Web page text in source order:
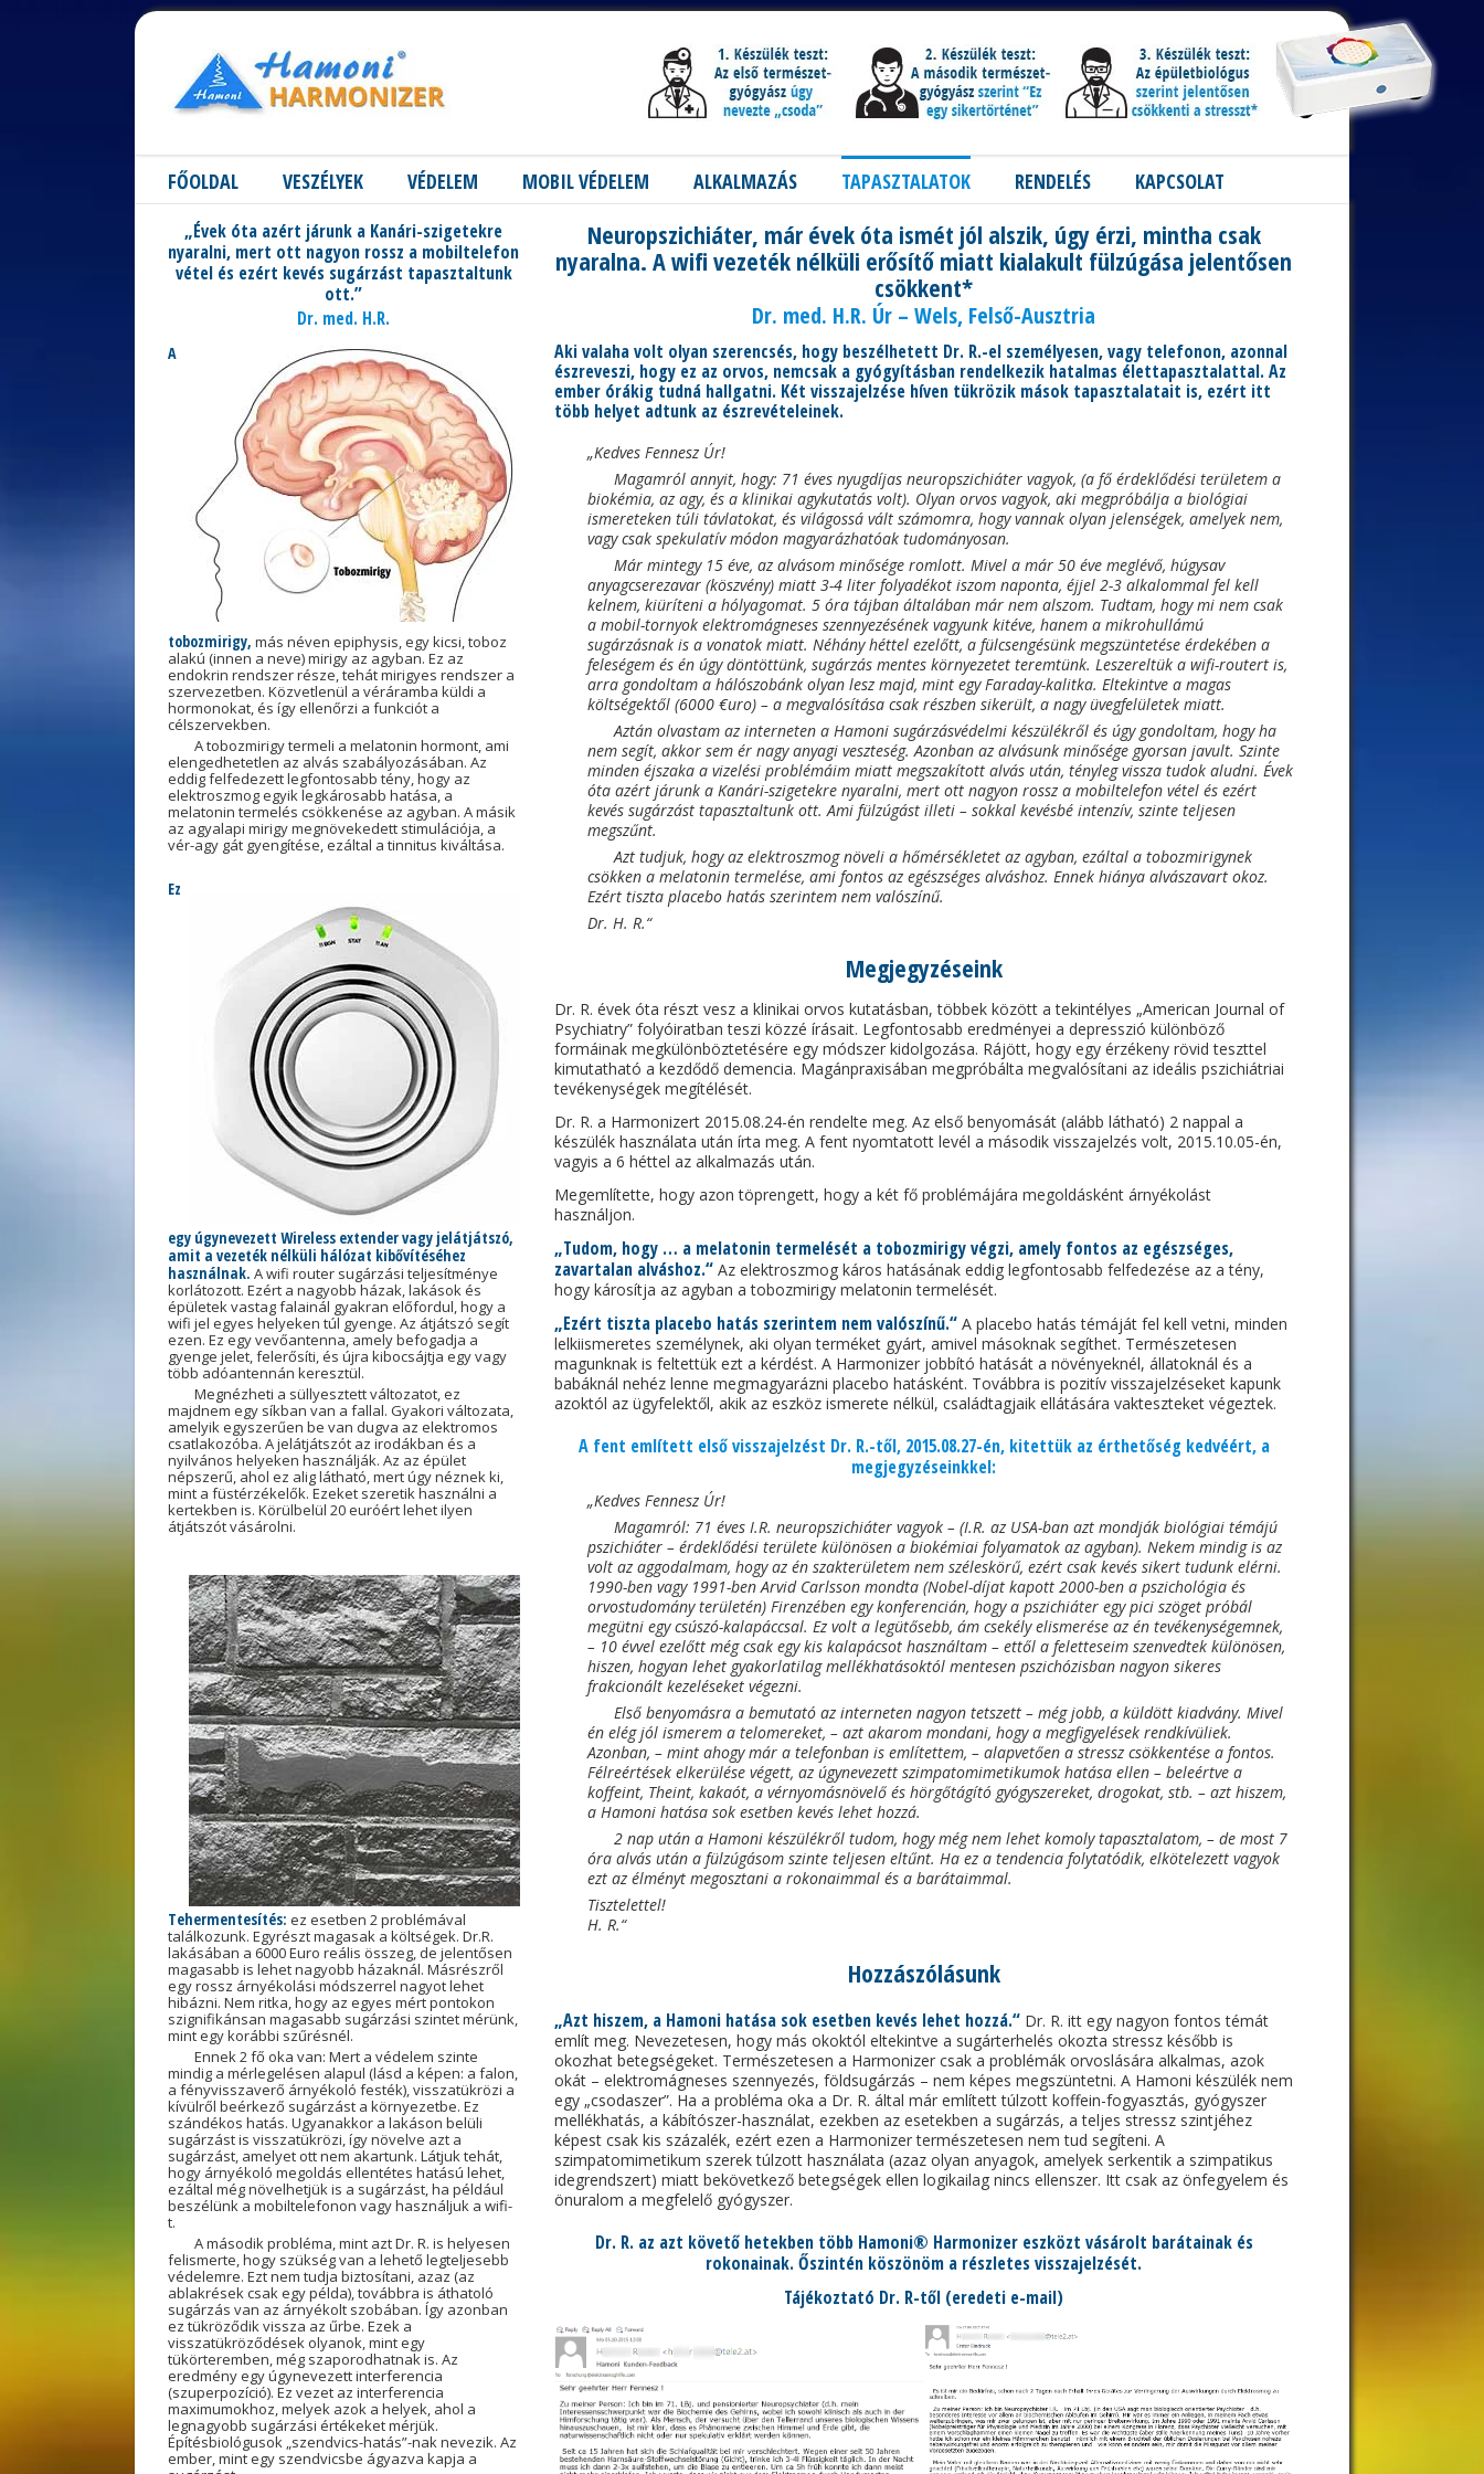
FŐOLDAL VESZÉLYEK VÉDELEM MOBIL VÉDELEM ALKALMAZÁS TAPASZTALATOK RENDELÉS KAPCSOLAT
Neuropszichiáter, már évek óta ismét jól alszik, úgy érzi, mintha csak
nyaralna. A wifi vezeték nélküli erősítő miatt kialakult fülzúgása jelentősen
csökkent*
Dr. med. H.R. Úr – Wels, Felső-Ausztria
Aki valaha volt olyan szerencsés, hogy beszélhetett Dr. R.-el személyesen, vagy telefonon, azonnal
észreveszi, hogy ez az orvos, nemcsak a gyógyításban rendelkezik hatalmas élettapasztalattal. Az
ember órákig tudná hallgatni. Két visszajelzése híven tükrözik mások tapasztalatait is, ezért itt
több helyet adtunk az észrevételeinek.
„Kedves Fennesz Úr!
Magamról annyit, hogy: 71 éves nyugdíjas neuropszichiáter vagyok, (a fő érdeklődési területem a
biokémia, az agy, és a klinikai agykutatás volt). Olyan orvos vagyok, aki megpróbálja a biológiai
ismereteken túli távlatokat, és világossá vált számomra, hogy vannak olyan jelenségek, amelyek nem,
vagy csak spekulatív módon magyarázhatóak tudományosan.
Már mintegy 15 éve, az alvásom minősége romlott. Mivel a már 50 éve meglévő, húgysav
anyagcserezavar (köszvény) miatt 3-4 liter folyadékot iszom naponta, éjjel 2-3 alkalommal fel kell
kelnem, kiüríteni a hólyagomat. 5 óra tájban általában már nem alszom. Tudtam, hogy mi nem csak
a mobil-tornyok elektromágneses szennyezésének vagyunk kitéve, hanem a mikrohullámú
sugárzásnak is a vonatok miatt. Néhány héttel ezelőtt, a fülcsengésünk megszüntetése érdekében a
feleségem és én úgy döntöttünk, sugárzás mentes környezetet teremtünk. Leszereltük a wifi-routert is,
arra gondoltam a hálószobánk olyan lesz majd, mint egy Faraday-kalitka. Eltekintve a magas
költségektől (6000 €uro) – a megvalósítása csak részben sikerült, a nagy üvegfelületek miatt.
Aztán olvastam az interneten a Hamoni sugárzásvédelmi készülékről és úgy gondoltam, hogy ha
nem segít, akkor sem ér nagy anyagi veszteség. Azonban az alvásunk minősége gyorsan javult. Szinte
minden éjszaka a vizelési problémáim miatt megszakított alvás után, tényleg vissza tudok aludni. Évek
óta azért járunk a Kanári-szigetekre nyaralni, mert ott nagyon rossz a mobiltelefon vétel és ezért
kevés sugárzást tapasztaltunk ott. Ami fülzúgást illeti – sokkal kevésbé intenzív, szinte teljesen
megszűnt.
Azt tudjuk, hogy az elektroszmog növeli a hőmérsékletet az agyban, ezáltal a tobozmirigynek
csökken a melatonin termelése, ami fontos az egészséges alváshoz. Ennek hiánya alvászavart okoz.
Ezért tiszta placebo hatás szerintem nem valószínű.
Dr. H. R.“
Megjegyzéseink
Dr. R. évek óta részt vesz a klinikai orvos kutatásban, többek között a tekintélyes „American Journal of
Psychiatry” folyóiratban teszi közzé írásait. Legfontosabb eredményei a depresszió különböző
formáinak megkülönböztetésére egy módszer kidolgozása. Rájött, hogy egy érzékeny rövid teszttel
kimutatható a kezdődő demencia. Magánpraxisában megpróbálta megvalósítani az ideális pszichiátriai
tevékenységek megítélését.
Dr. R. a Harmonizert 2015.08.24-én rendelte meg. Az első benyomását (alább látható) 2 nappal a
készülék használata után írta meg. A fent nyomtatott levél a második visszajelzés volt, 2015.10.05-én,
vagyis a 6 héttel az alkalmazás után.
Megemlítette, hogy azon töprengett, hogy a két fő problémájára megoldásként árnyékolást
használjon.
„Tudom, hogy … a melatonin termelését a tobozmirigy végzi, amely fontos az egészséges,
zavartalan alváshoz.“ Az elektroszmog káros hatásának eddig legfontosabb felfedezése az a tény,
hogy károsítja az agyban a tobozmirigy melatonin termelését.
„Ezért tiszta placebo hatás szerintem nem valószínű.“ A placebo hatás témáját fel kell vetni, minden
lelkiismeretes személynek, aki olyan terméket gyárt, amivel másoknak segíthet. Természetesen
magunknak is feltettük ezt a kérdést. A Harmonizer jobbító hatását a növényeknél, állatoknál és a
babáknál nehéz lenne megmagyarázni placebo hatásként. Továbbra is pozitív visszajelzéseket kapunk
azoktól az ügyfelektől, akik az eszköz ismerete nélkül, családtagjaik ellátására vakteszteket végeztek.
A fent említett első visszajelzést Dr. R.-től, 2015.08.27-én, kitettük az érthetőség kedvéért, a
megjegyzéseinkkel:
„Kedves Fennesz Úr!
Magamról: 71 éves I.R. neuropszichiáter vagyok – (I.R. az USA-ban azt mondják biológiai témájú
pszichiáter – érdeklődési területe különösen a biokémiai folyamatok az agyban). Nekem mindig is az
volt az aggodalmam, hogy az én szakterületem nem széleskörű, ezért csak kevés sikert tudunk elérni.
1990-ben vagy 1991-ben Arvid Carlsson mondta (Nobel-díjat kapott 2000-ben a pszichológia és
orvostudomány területén) Firenzében egy konferencián, hogy a pszichiáter egy pici szöget próbál
megütni egy csúszó-kalapáccsal. Ez volt a legütősebb, ám csekély elismerése az én tevékenységemnek,
– 10 évvel ezelőtt még csak egy kis kalapácsot használtam – ettől a feletteseim szenvedtek különösen,
hiszen, hogyan lehet gyakorlatilag mellékhatásoktól mentesen pszichózisban nagyon sikeres
frakcionált kezeléseket végezni.
Első benyomásra a bemutató az interneten nagyon tetszett – még jobb, a küldött kiadvány. Mivel
én elég jól ismerem a telomereket, – azt akarom mondani, hogy a megfigyelések rendkívüliek.
Azonban, – mint ahogy már a telefonban is említettem, – alapvetően a stressz csökkentése a fontos.
Félreértések elkerülése végett, az úgynevezett szimpatomimetikumok hatása ellen – beleértve a
koffeint, Theint, kakaót, a vérnyomásnövelő és hörgőtágító gyógyszereket, drogokat, stb. – azt hiszem,
a Hamoni hatása sok esetben kevés lehet hozzá.
2 nap után a Hamoni készülékről tudom, hogy még nem lehet komoly tapasztalatom, – de most 7
óra alvás után a fülzúgásom szinte teljesen eltűnt. Ha ez a tendencia folytatódik, elkötelezett vagyok
ezt az élményt megosztani a rokonaimmal és a barátaimmal.
Tisztelettel!
H. R.“
Hozzászólásunk
„Azt hiszem, a Hamoni hatása sok esetben kevés lehet hozzá.“ Dr. R. itt egy nagyon fontos témát
említ meg. Nevezetesen, hogy más okoktól eltekintve a sugárterhelés okozta stressz később is
okozhat betegségeket. Természetesen a Harmonizer csak a problémák orvoslására alkalmas, azok
okát – elektromágneses szennyezés, földsugárzás – nem képes megszüntetni. A Hamoni készülék nem
egy „csodaszer”. Ha a probléma oka a Dr. R. által már említett túlzott koffein-fogyasztás, gyógyszer
mellékhatás, a kábítószer-használat, ezekben az esetekben a sugárzás, a teljes stressz szintjéhez
képest csak kis százalék, ezért ezen a Harmonizer természetesen nem tud segíteni. A
szimpatomimetikum szerek túlzott használata (azaz olyan anyagok, amelyek serkentik a szimpatikus
idegrendszert) miatt bekövetkező betegségek ellen logikailag nincs ellenszer. Itt csak az önfegyelem és
önuralom a megfelelő gyógyszer.
Dr. R. az azt követő hetekben több Hamoni® Harmonizer eszközt vásárolt barátainak és
rokonainak. Őszintén köszönöm a részletes visszajelzését.
Tájékoztató Dr. R-től (eredeti e-mail)
„Évek óta azért járunk a Kanári-szigetekre
nyaralni, mert ott nagyon rossz a mobiltelefon
vétel és ezért kevés sugárzást tapasztaltunk
ott.”
Dr. med. H.R.
A
tobozmirigy, más néven epiphysis, egy kicsi, toboz
alakú (innen a neve) mirigy az agyban. Ez az
endokrin rendszer része, tehát mirigyes rendszer a
szervezetben. Közvetlenül a véráramba küldi a
hormonokat, és így ellenőrzi a funkciót a
célszervekben.
A tobozmirigy termeli a melatonin hormont, ami
elengedhetetlen az alvás szabályozásában. Az
eddig felfedezett legfontosabb tény, hogy az
elektroszmog egyik legkárosabb hatása, a
melatonin termelés csökkenése az agyban. A másik
az agyalapi mirigy megnövekedett stimulációja, a
vér-agy gát gyengítése, ezáltal a tinnitus kiváltása.
Ez
egy úgynevezett Wireless extender vagy jelátjátszó,
amit a vezeték nélküli hálózat kibővítéséhez
használnak. A wifi router sugárzási teljesítménye
korlátozott. Ezért a nagyobb házak, lakások és
épületek vastag falainál gyakran előfordul, hogy a
wifi jel egyes helyeken túl gyenge. Az átjátszó segít
ezen. Ez egy vevőantenna, amely befogadja a
gyenge jelet, felerősíti, és újra kibocsájtja egy vagy
több adóantennán keresztül.
Megnézheti a süllyesztett változatot, ez
majdnem egy síkban van a fallal. Gyakori változata,
amelyik egyszerűen be van dugva az elektromos
csatlakozóba. A jelátjátszót az irodákban és a
nyilvános helyeken használják. Az az épület
népszerű, ahol ez alig látható, mert úgy néznek ki,
mint a füstérzékelők. Ezeket szeretik használni a
kertekben is. Körülbelül 20 euróért lehet ilyen
átjátszót vásárolni.
Tehermentesítés: ez esetben 2 problémával
találkozunk. Egyrészt magasak a költségek. Dr.R.
lakásában a 6000 Euro reális összeg, de jelentősen
magasabb is lehet nagyobb házaknál. Másrészről
egy rossz árnyékolási módszerrel nagyot lehet
hibázni. Nem ritka, hogy az egyes mért pontokon
szignifikánsan magasabb sugárzási szintet mérünk,
mint egy korábbi szűrésnél.
Ennek 2 fő oka van: Mert a védelem szinte
mindig a mérlegelésen alapul (lásd a képen: a falon,
a fényvisszaverő árnyékoló festék), visszatükrözi a
kívülről beérkező sugárzást a környezetbe. Ez
szándékos hatás. Ugyanakkor a lakáson belüli
sugárzást is visszatükrözi, így növelve azt a
sugárzást, amelyet ott nem akartunk. Látjuk tehát,
hogy árnyékoló megoldás ellentétes hatású lehet,
ezáltal még növelhetjük is a sugárzást, ha például
beszélünk a mobiltelefonon vagy használjuk a wifi-
t.
A második probléma, mint azt Dr. R. is helyesen
felismerte, hogy szükség van a lehető legteljesebb
védelemre. Ezt nem tudja biztosítani, azaz (az
ablakrések csak egy példa), továbbra is áthatoló
sugárzás van az árnyékolt szobában. Így azonban
ez tükröződik vissza az űrbe. Ezek a
visszatükröződések olyanok, mint egy
tükörteremben, még szaporodhatnak is. Az
eredmény egy úgynevezett interferencia
(szuperpozíció). Ez vezet az interferencia
maximumokhoz, melyek azok a helyek, ahol a
legnagyobb sugárzási értékeket mérjük.
Építésbiológusok „szendvics-hatás”-nak nevezik. Az
ember, mint egy szendvicsbe ágyazva kapja a